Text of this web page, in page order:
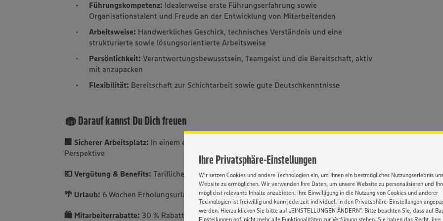
Ihre Privatsphäre-Einstellungen
Wir setzen Cookies und andere Technologien ein, um Ihnen ein bestmögliches Nutzungserlebnis
Website zu ermöglichen. Wir verwenden Ihre Daten, um unsere Website zu personalisieren und
möglichst relevante Inhalte anzubieten. Ihre Einwilligung in die Nutzung von Cookies und anderer
Technologien ist freiwillig und kann jederzeit individuell in den Privatsphäre-Einstellungen
werden. Hierzu klicken Sie bitte auf „EINSTELLUNGEN ÄNDERN”. Bitte beachten Sie, dass auf
Einstellungen ggf. nicht mehr alle Funktionalitäten zur Verfügung stehen. Sie haben das Recht, ihre
Führungskompetenz: Idealerweise erste Führungserfahrung sowie
Organisationstalent und Freude an der Entwicklung von Mitarbeitenden
Arbeitsweise: Handwerkliches Geschick, technisches Verständnis und eine
strukturierte sowie lösungsorientierte Arbeitsweise
Persönlichkeit: Verantwortungsbewusstsein, Teamgeist und die Bereitschaft, aktiv
mit anzupacken
Flexibilität: Bereitschaft zur Schichtarbeit sowie gute Deutschkenntnisse
🧁 Darauf kannst Du Dich freuen
🏢 Sicherer Arbeitsplatz: In einem expandierenden Unternehmen mit langfristiger
Perspektive
💶 Vergütung & Benefits: Tarifliches Gehalt mit möglicher Erfolgsbeteiligung
🌴 Urlaub: 6 Wochen Erholungsurlaub pro Jahr
🛍️ Mitarbeiterrabatte: 30 % Rabatt auf unser Sortiment sowie attraktive Angebote über